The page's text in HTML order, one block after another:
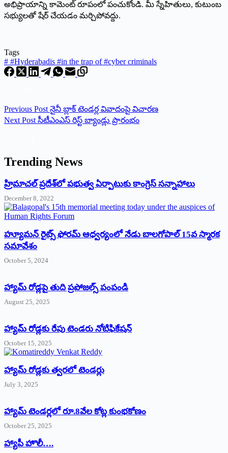
అభిప్రాయాన్ని కామెంట్ రూపంలో పంచుకోండి. మీ స్నేహితులు, కుటుంబ
సభ్యులతో షేర్ చేయడం మర్చిపోవద్దు.
Tags
# #Hyderabadis #in the trap of #cyber criminals
Previous Post నైనీ బ్లాక్‌ ‌టెండర్ల వివాదంపై విచారణ
Next Post సీటీఎంఎస్ రిస్ట్ బ్యాండ్లు ప్రారంభం
Trending News
‌హ్రిమాచల్‌ ‌ప్రదేశ్‌లో పభుత్వ ఏర్పాటుకు కాంగ్రెస్‌ ‌సన్నాహాలు
December 8, 2022
హ్యూమన్‌ రైట్స్‌ ఫోరమ్‌ ఆధ్వర్యంలో నేడు బాలగోపాల్‌ 15వ స్మారక
సమావేశం
October 5, 2024
హ్యామ్‌ రోడ్లపై తుది ప్రపోజల్స్‌ పంపండి
August 25, 2025
హ్యామ్‌ రోడ్లకు రేపు టెండరు నోటిఫికేషన్‌
October 15, 2025
హ్యామ్‌ రోడ్లకు త్వరలో టెండర్లు
July 3, 2025
హ్యామ్‌ ‌టెండర్లలో రూ.8వేల కోట్ల కుంభకోణం
October 25, 2025
హ్యాపీ హొలీ….